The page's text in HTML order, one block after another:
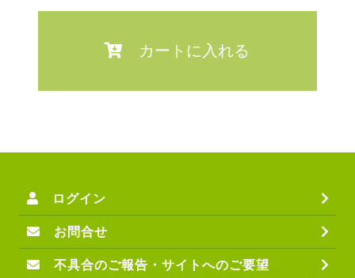
カートに入れる
ログイン
お問合せ
不具合のご報告・サイトへのご要望